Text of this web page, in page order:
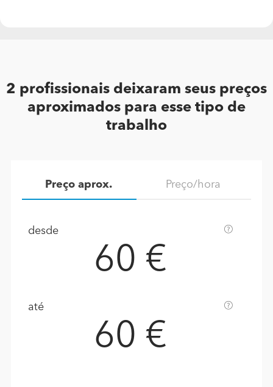
2 profissionais deixaram seus preços
aproximados para esse tipo de
trabalho
Preço aprox. Preço/hora
desde
60 €
até
60 €